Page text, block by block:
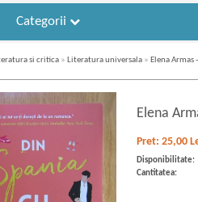
Categorii
si critica » Literatura universala » Elena Armas
Elena
Pret: 25,00
Disponibilitate:
Cantitatea: